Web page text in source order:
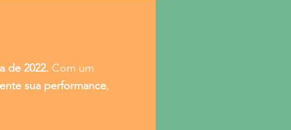
de 2022. Com um
sua performance,